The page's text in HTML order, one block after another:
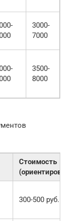
3000-
7000
3500-
8000
Стоимость
300-500 руб.